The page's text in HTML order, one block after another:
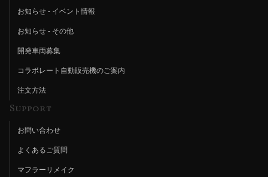
お知らせ - イベント情報
お知らせ - その他
開発車両募集
コラボレート自動販売機のご案内
注文方法
Support
お問い合わせ
よくあるご質問
マフラーリメイク